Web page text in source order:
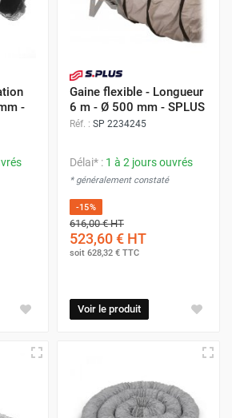
-
Gaine flexible - Longueur
6 m - Ø 500 mm - SPLUS
Réf. : SP 2234245
Délai* : 1 à 2 jours ouvrés
* généralement constaté
-15%
616,00 €HT
523,60 € HT
soit 628,32 € TTC
Voir le produit